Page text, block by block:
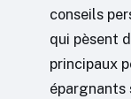
conseils
qui pèsent
principaux
épargnants